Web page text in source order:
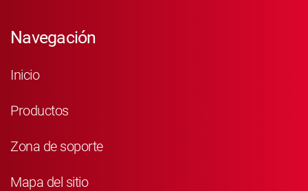
Navegación
Inicio
Productos
Zona de soporte
Mapa del sitio